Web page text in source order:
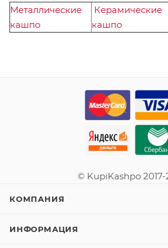
Металлические
кашпо
Керамические
кашпо
© KupiKashpo
КОМПАНИЯ
ИНФОРМАЦИЯ